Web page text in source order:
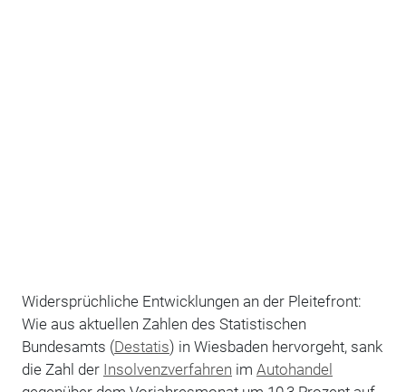
Widersprüchliche Entwicklungen an der Pleitefront:
Wie aus aktuellen Zahlen des Statistischen
Bundesamts (Destatis) in Wiesbaden hervorgeht, sank
die Zahl der Insolvenzverfahren im Autohandel